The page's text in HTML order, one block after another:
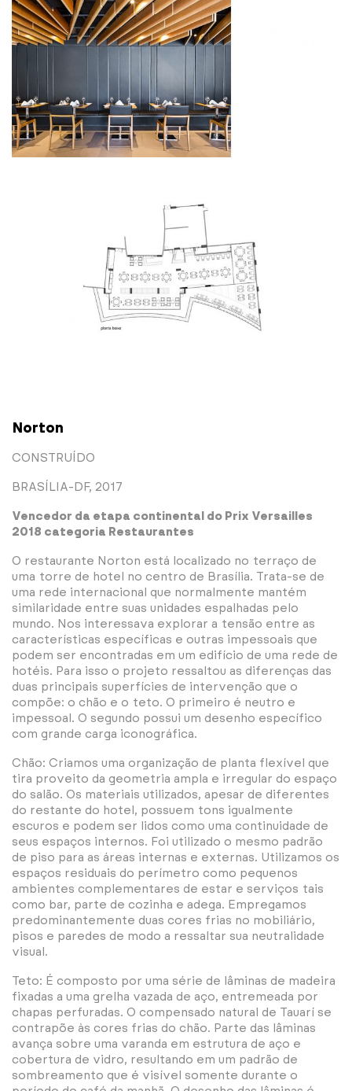
Norton
CONSTRUÍDO
BRASÍLIA-DF, 2017
Vencedor da etapa continental do Prix Versailles
2018 categoria Restaurantes
O restaurante Norton está localizado no terraço de
uma torre de hotel no centro de Brasília. Trata-se de
uma rede internacional que normalmente mantém
similaridade entre suas unidades espalhadas pelo
mundo. Nos interessava explorar a tensão entre as
características específicas e outras impessoais que
podem ser encontradas em um edifício de uma rede de
hotéis. Para isso o projeto ressaltou as diferenças das
duas principais superfícies de intervenção que o
compõe: o chão e o teto. O primeiro é neutro e
impessoal. O segundo possui um desenho específico
com grande carga iconográfica.
Chão: Criamos uma organização de planta flexível que
tira proveito da geometria ampla e irregular do espaço
do salão. Os materiais utilizados, apesar de diferentes
do restante do hotel, possuem tons igualmente
escuros e podem ser lidos como uma continuidade de
seus espaços internos. Foi utilizado o mesmo padrão
de piso para as áreas internas e externas. Utilizamos os
espaços residuais do perímetro como pequenos
ambientes complementares de estar e serviços tais
como bar, parte de cozinha e adega. Empregamos
predominantemente duas cores frias no mobiliário,
pisos e paredes de modo a ressaltar sua neutralidade
visual.
Teto: É composto por uma série de lâminas de madeira
fixadas a uma grelha vazada de aço, entremeada por
chapas perfuradas. O compensado natural de Tauarí se
contrapõe às cores frias do chão. Parte das lâminas
avança sobre uma varanda em estrutura de aço e
cobertura de vidro, resultando em um padrão de
sombreamento que é visível somente durante o